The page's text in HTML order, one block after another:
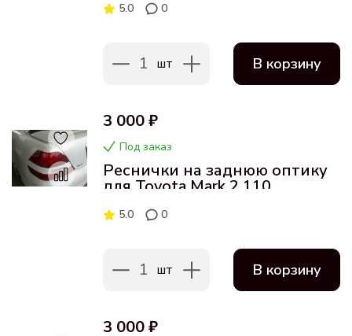
5.0 0
1 шт В корзину
3 000 ₽
Под заказ
Реснички на заднюю оптику
для Toyota Mark 2 110
5.0 0
1 шт В корзину
3 000 ₽